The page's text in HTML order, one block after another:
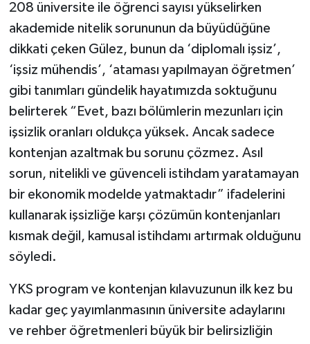
208 üniversite ile öğrenci sayısı yükselirken
akademide nitelik sorununun da büyüdüğüne
dikkati çeken Gülez, bunun da ‘diplomalı işsiz’,
‘işsiz mühendis’, ‘ataması yapılmayan öğretmen’
gibi tanımları gündelik hayatımızda soktuğunu
belirterek “Evet, bazı bölümlerin mezunları için
işsizlik oranları oldukça yüksek. Ancak sadece
kontenjan azaltmak bu sorunu çözmez. Asıl
sorun, nitelikli ve güvenceli istihdam yaratamayan
bir ekonomik modelde yatmaktadır” ifadelerini
kullanarak işsizliğe karşı çözümün kontenjanları
kısmak değil, kamusal istihdamı artırmak olduğunu
söyledi.
YKS program ve kontenjan kılavuzunun ilk kez bu
kadar geç yayımlanmasının üniversite adaylarını
ve rehber öğretmenleri büyük bir belirsizliğin